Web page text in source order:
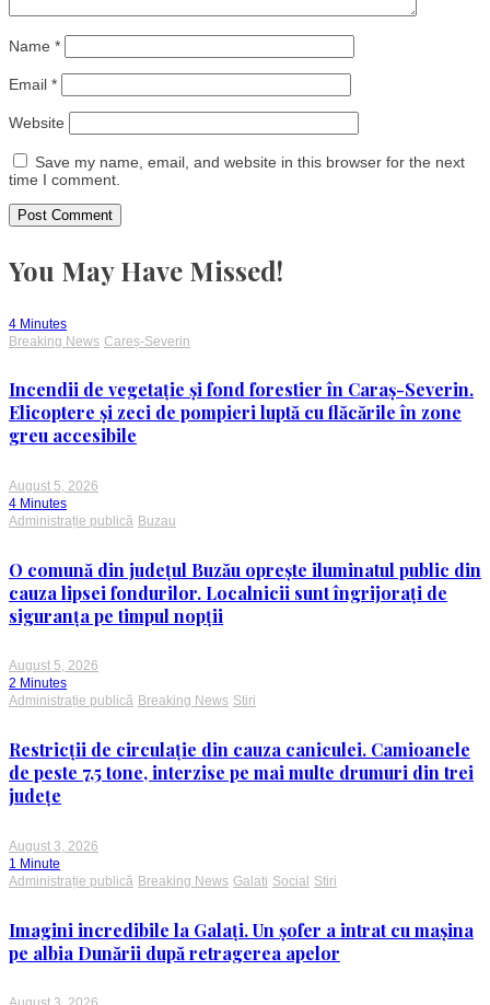
Name *
Email *
Website
Save my name, email, and website in this browser for the next
time I comment.
You May Have Missed!
4 Minutes
Breaking News Careș-Severin
Incendii de vegetație și fond forestier în Caraș-Severin.
Elicoptere și zeci de pompieri luptă cu flăcările în zone
greu accesibile
August 5, 2026
4 Minutes
Administrație publică Buzau
O comună din județul Buzău oprește iluminatul public din
cauza lipsei fondurilor. Localnicii sunt îngrijorați de
siguranța pe timpul nopții
August 5, 2026
2 Minutes
Administrație publică Breaking News Stiri
Restricții de circulație din cauza caniculei. Camioanele
de peste 7,5 tone, interzise pe mai multe drumuri din trei
județe
August 3, 2026
1 Minute
Administrație publică Breaking News Galati Social Stiri
Imagini incredibile la Galați. Un șofer a intrat cu mașina
pe albia Dunării după retragerea apelor